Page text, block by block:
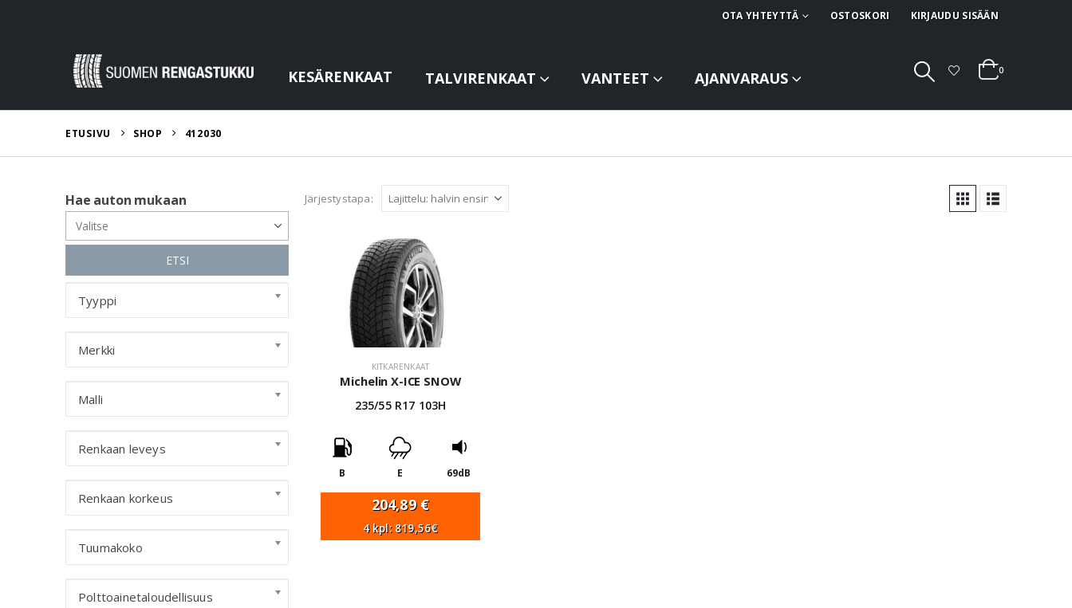
OTA YHTEYTTÄ OSTOSKORI KIRJAUDU SISÄÄN
KESÄRENKAAT TALVIRENKAAT VANTEET AJANVARAUS 0
ETUSIVU SHOP 412030
Järjestystapa:
KITKARENKAAT
Michelin X-ICE SNOW
235/55 R17 103H
B E 69dB
204,89 €
4 kpl: 819,56€
Hae auton mukaan
ETSI
Tyyppi
Merkki
Malli
Renkaan leveys
Renkaan korkeus
Tuumakoko
Polttoainetaloudellisuus